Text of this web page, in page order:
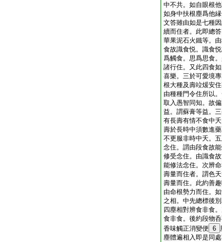
中不共。如自眼根
如身中扶根塵爲他
文答雖由如是七種
續而住者。此即總
華果泥石火鐵等。
食故識食悦。識食
爲觸食。思爲思食
諸行住。又此四食
喜樂。三於可愛境
根大種及壽竝煖安
由種種門令住所以
取入愚智同知。故
益。謂蘇膏等益。
有長壽有情不食中
壽於長時中須數進
不更服非時中夭。
念住。謂由段食故
修受念住。由識食
能修法念住。次辨
壽量而住者。謂色
壽量而住。此約善
由命根勢力而住。
之相。中先總標後
四塵相對辨食非食
食非食。後約段物
香味觸正消變便 6
塵體遍相入即是同